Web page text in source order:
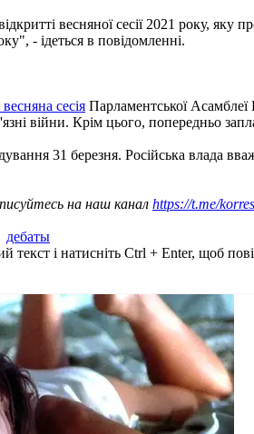
весняної сесії 2021 року,
- ідеться в повідомленні.
сесія Парламентської
війни. Крім цього, попередньо
31 березня. Російська влада
на наш канал https://t.me/
дебаты
текст і натисніть Ctrl + Enter, щоб